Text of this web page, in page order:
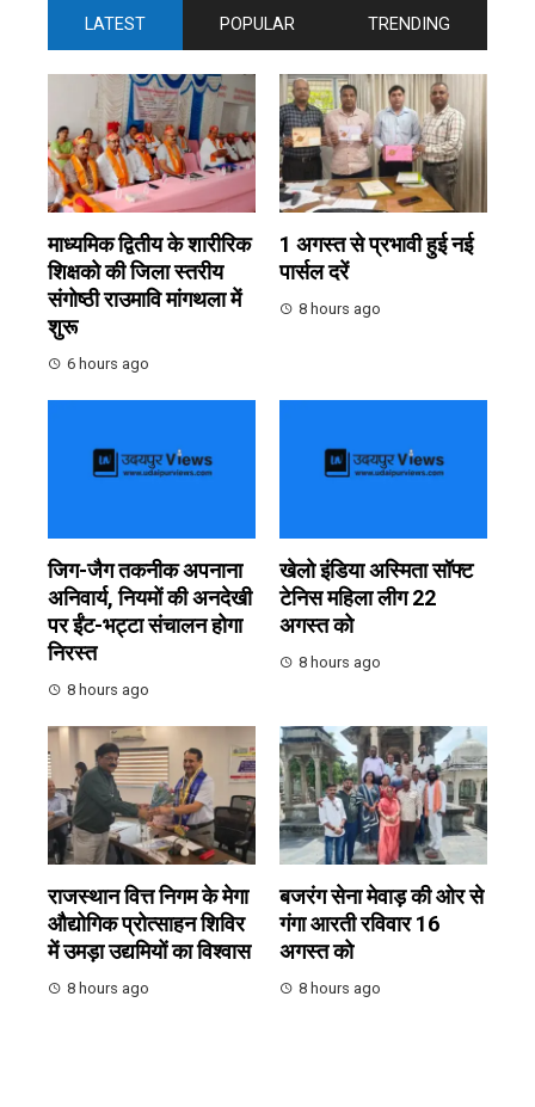
LATEST POPULAR TRENDING
माध्यमिक द्वितीय के शारीरिक
शिक्षको की जिला स्तरीय
संगोष्ठी राउमावि मांगथला में
शुरू
6 hours ago
1 अगस्त से प्रभावी हुई नई
पार्सल दरें
8 hours ago
जिग-जैग तकनीक अपनाना
अनिवार्य, नियमों की अनदेखी
पर ईंट-भट्टा संचालन होगा
निरस्त
8 hours ago
खेलो इंडिया अस्मिता सॉफ्ट
टेनिस महिला लीग 22
अगस्त को
8 hours ago
राजस्थान वित्त निगम के मेगा
औद्योगिक प्रोत्साहन शिविर
में उमड़ा उद्यमियों का विश्वास
8 hours ago
बजरंग सेना मेवाड़ की ओर से
गंगा आरती रविवार 16
अगस्त को
8 hours ago